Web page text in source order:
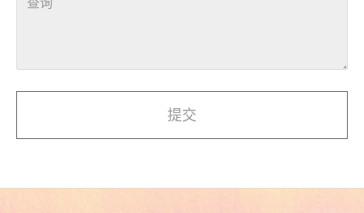
提交